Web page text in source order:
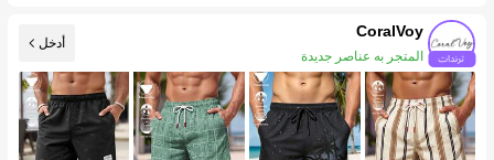
CoralVoy
زيادة المتابعين 370%
أدخل